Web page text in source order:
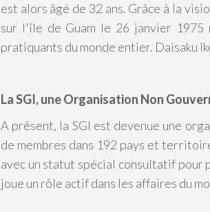
est alors âgé de 32 ans. Grâce à la
sur l'île de Guam le 26 janvier 1975
pratiquants du monde entier. Daisaku
La SGI, une Organisation Non
A présent, la SGI est devenue une
de membres dans 192 pays et
avec un statut spécial consultatif pour
joue un rôle actif dans les affaires du